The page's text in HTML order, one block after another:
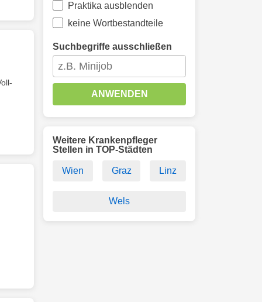
Praktika ausblenden
keine Wortbestandteile
Suchbegriffe ausschließen
ANWENDEN
Weitere Krankenpfleger
Stellen in TOP-Städten
Wien Graz Linz
Wels